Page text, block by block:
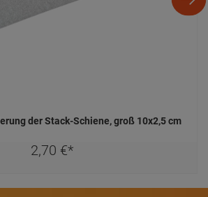
der Stack-Schiene, groß 10x2,5 cm
2,70 €*